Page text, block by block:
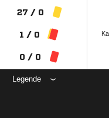
27 / 0
1 / 0
0 / 0
Legende